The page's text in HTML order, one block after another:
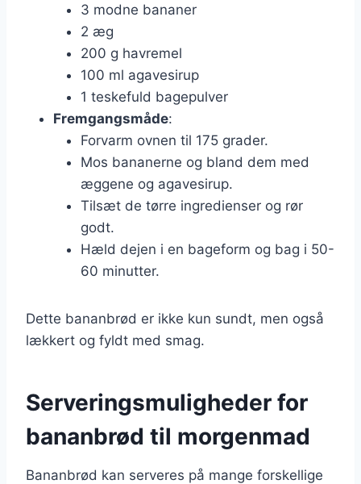
3 modne bananer
2 æg
200 g havremel
100 ml agavesirup
1 teskefuld bagepulver
Fremgangsmåde:
Forvarm ovnen til 175 grader.
Mos bananerne og bland dem med
æggene og agavesirup.
Tilsæt de tørre ingredienser og rør
godt.
Hæld dejen i en bageform og bag i 50-
60 minutter.
Dette bananbrød er ikke kun sundt, men også
lækkert og fyldt med smag.
Serveringsmuligheder for
bananbrød til morgenmad
Bananbrød kan serveres på mange forskellige